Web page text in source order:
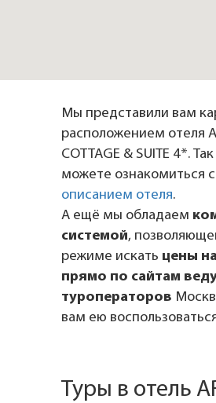
Мы представили вам
расположением отеля
COTTAGE & SUITE 4*.
можете ознакомиться с
описанием отеля.
А ещё мы обладаем
системой,
режиме искать цены
прямо по сайтам
туроператоров
вам ею
Туры в отель